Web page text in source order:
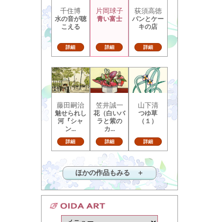
千住博
水の音が聴
こえる
詳細
片岡球子
青い富士
詳細
荻須高徳
パンとケー
キの店
詳細
藤田嗣治
魅せられし
河『シャ
ン...
詳細
笠井誠一
花（白いバ
ラと紫の
カ...
詳細
山下清
つゆ草
（１）
詳細
ほかの作品もみる ＋